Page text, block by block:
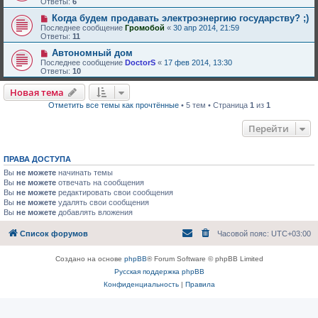
Когда будем продавать электроэнергию государству? ;)
Последнее сообщение Громобой « 30 апр 2014, 21:59
Ответы: 11
Автономный дом
Последнее сообщение DoctorS « 17 фев 2014, 13:30
Ответы: 10
Новая тема
Отметить все темы как прочтённые• 5 тем • Страница 1 из 1
Перейти
ПРАВА ДОСТУПА
Вы не можете начинать темы
Вы не можете отвечать на сообщения
Вы не можете редактировать свои сообщения
Вы не можете удалять свои сообщения
Вы не можете добавлять вложения
Список форумов Часовой пояс: UTC+03:00
Создано на основе phpBB® Forum Software © phpBB Limited
Русская поддержка phpBB
Конфиденциальность| Правила